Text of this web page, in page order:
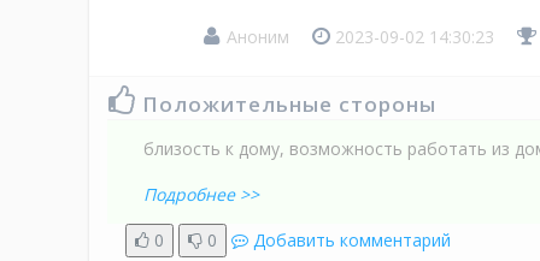
Аноним 2023-09-02 14:30:23
Положительные стороны
близость к дому, возможность работать из
Подробнее >>
0
0 Добавить комментарий